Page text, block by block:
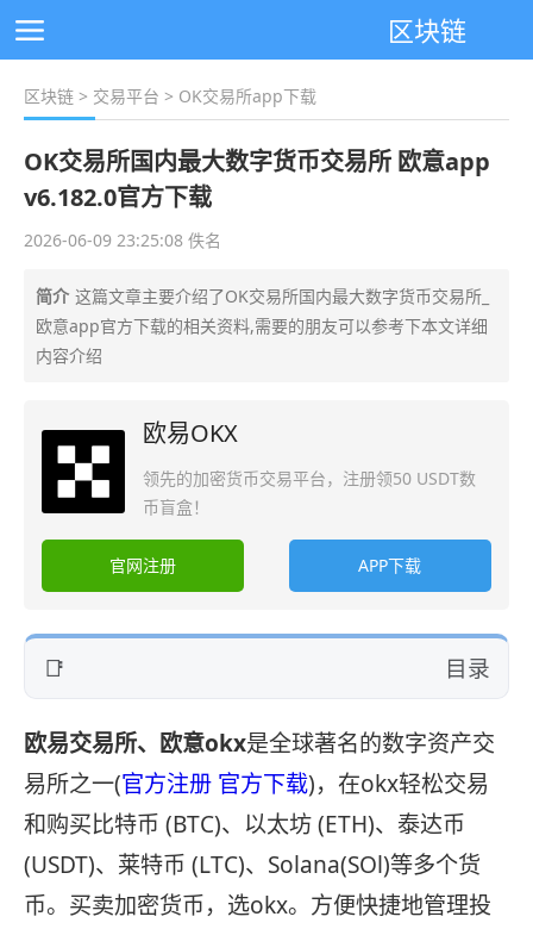
区块链
区块链 > 交易平台 > OK交易所app下载
OK交易所国内最大数字货币交易所 欧意app
v6.182.0官方下载
2026-06-09 23:25:08 佚名
简介 这篇文章主要介绍了OK交易所国内最大数字货币交易所_
欧意app官方下载的相关资料,需要的朋友可以参考下本文详细
内容介绍
欧易OKX
领先的加密货币交易平台，注册领50 USDT数
币盲盒！
官网注册 APP下载
目录
欧易交易所、欧意okx是全球著名的数字资产交
易所之一(官方注册 官方下载)，在okx轻松交易
和购买比特币 (BTC)、以太坊 (ETH)、泰达币
(USDT)、莱特币 (LTC)、Solana(SOl)等多个货
币。买卖加密货币，选okx。方便快捷地管理投